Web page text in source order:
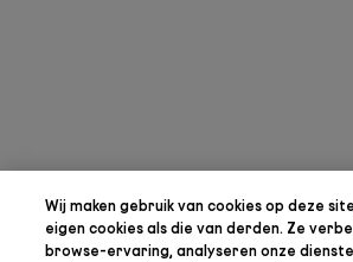
Wij maken gebruik van cookies op deze
eigen cookies als die van derden. Ze
browse-ervaring, analyseren onze